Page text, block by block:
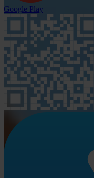
Google Play